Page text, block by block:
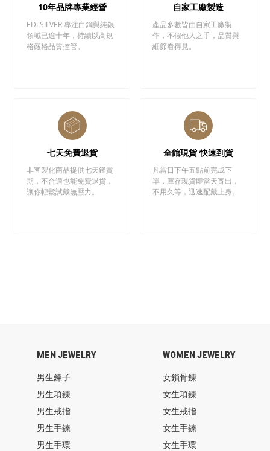
10年品牌專業經營
EDJ SILVER 專注白鋼與純銀
領域已逾十年，持續以高規
格嚴格品質控管。
自家工廠製造
產品多數皆由自家工廠製
作，不假他人之手，品質與
細節看得見。
七天免費退貨
非客製化商品提供七天鑑賞
期，不合適也能免費退貨，
讓你輕鬆試戴無壓力。
全館現貨 快速到貨
凡當日下午五點前完成下
單，庫存現貨即當天寄出，
不用久等，迅速配戴上身。
MEN JEWELRY
男生鍊子
男生項鍊
男生戒指
男生手鍊
男生手環
WOMEN JEWELRY
女鎖骨鍊
女生項鍊
女生戒指
女生手鍊
女生手環